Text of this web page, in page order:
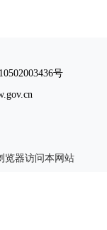
号
览器访问本网站